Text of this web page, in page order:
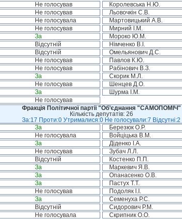
Не голосував Королевська Н.Ю.
Не голосував Льовочкін С.В.
Не голосувала Мартовицький А.В.
Не голосував Мирний І.М.
За Мороко Ю.М.
Відсутній Німченко В.І.
Відсутній Омельянович Д.С.
Не голосував Павлов К.Ю.
Не голосував Рабінович В.З.
За Скорик М.Л.
Не голосував Шенцев Д.О.
За Шурма І.М.
Не голосував
Фракція Політичної партії "Об’єднання "САМОПОМІЧ"
Кількість депутатів: 26
За:17 Проти:0 Утрималися:0 Не голосували:7 Відсутні:2
За Березюк О.Р.
Не голосувала Войціцька В.М.
За Діденко І.А.
Не голосував Зубач Л.Л.
Відсутній Костенко П.П.
За Маркевич Я.В.
За Опанасенко О.В.
За Пастух Т.Т.
Не голосував Подоляк І.І.
За Семенуха Р.С.
Відсутній Сидорович Р.М.
Не голосувала Скрипник О.О.